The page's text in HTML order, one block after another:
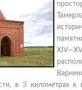
в 3 километрах к